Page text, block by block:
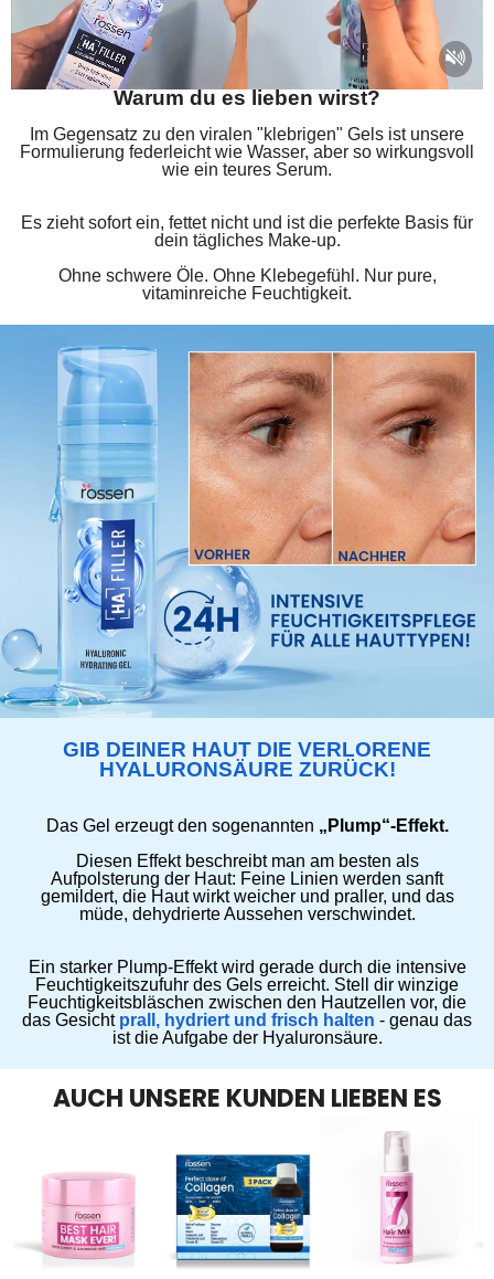
Warum du es lieben wirst?
Im Gegensatz zu den viralen "klebrigen" Gels ist unsere
Formulierung federleicht wie Wasser, aber so wirkungsvoll
wie ein teures Serum.
Es zieht sofort ein, fettet nicht und ist die perfekte Basis für
dein tägliches Make-up.
Ohne schwere Öle. Ohne Klebegefühl. Nur pure,
vitaminreiche Feuchtigkeit.
GIB DEINER HAUT DIE VERLORENE
HYALURONSÄURE ZURÜCK!
Das Gel erzeugt den sogenannten „Plump“-Effekt.
Diesen Effekt beschreibt man am besten als
Aufpolsterung der Haut: Feine Linien werden sanft
gemildert, die Haut wirkt weicher und praller, und das
müde, dehydrierte Aussehen verschwindet.
Ein starker Plump-Effekt wird gerade durch die intensive
Feuchtigkeitszufuhr des Gels erreicht. Stell dir winzige
Feuchtigkeitsbläschen zwischen den Hautzellen vor, die
das Gesicht prall, hydriert und frisch halten - genau das
ist die Aufgabe der Hyaluronsäure.
AUCH UNSERE KUNDEN LIEBEN ES